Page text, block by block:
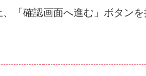
「確認画面へ進む」ボタンを